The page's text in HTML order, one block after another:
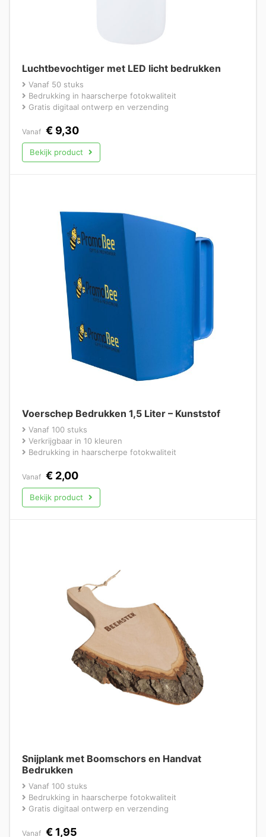
Luchtbevochtiger met LED licht bedrukken
Vanaf 50 stuks
Bedrukking in haarscherpe fotokwaliteit
Gratis digitaal ontwerp en verzending
Vanaf € 9,30
Bekijk product
Voerschep Bedrukken 1,5 Liter – Kunststof
Vanaf 100 stuks
Verkrijgbaar in 10 kleuren
Bedrukking in haarscherpe fotokwaliteit
Vanaf € 2,00
Bekijk product
Snijplank met Boomschors en Handvat
Bedrukken
Vanaf 100 stuks
Bedrukking in haarscherpe fotokwaliteit
Gratis digitaal ontwerp en verzending
Vanaf € 1,95